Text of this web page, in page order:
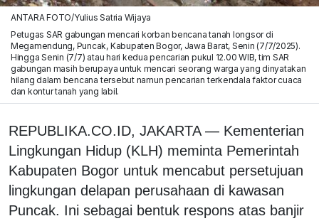
ANTARA FOTO/Yulius Satria Wijaya
Petugas SAR gabungan mencari korban bencana tanah longsor di
Megamendung, Puncak, Kabupaten Bogor, Jawa Barat, Senin (7/7/2025).
Hingga Senin (7/7) atau hari kedua pencarian pukul 12.00 WIB, tim SAR
gabungan masih berupaya untuk mencari seorang warga yang dinyatakan
hilang dalam bencana tersebut namun pencarian terkendala faktor cuaca
dan kontur tanah yang labil.
REPUBLIKA.CO.ID, JAKARTA — Kementerian
Lingkungan Hidup (KLH) meminta Pemerintah
Kabupaten Bogor untuk mencabut persetujuan
lingkungan delapan perusahaan di kawasan
Puncak. Ini sebagai bentuk respons atas banjir